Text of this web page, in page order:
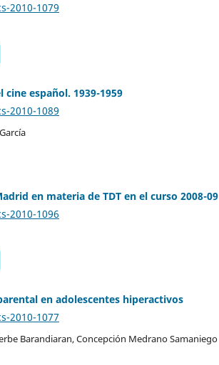
2010-1079
español. 1939-1959
2010-1089
en materia de TDT en el curso 2008-09
2010-1096
en adolescentes hiperactivos
2010-1077
Barandiaran, Concepción Medrano Samaniego